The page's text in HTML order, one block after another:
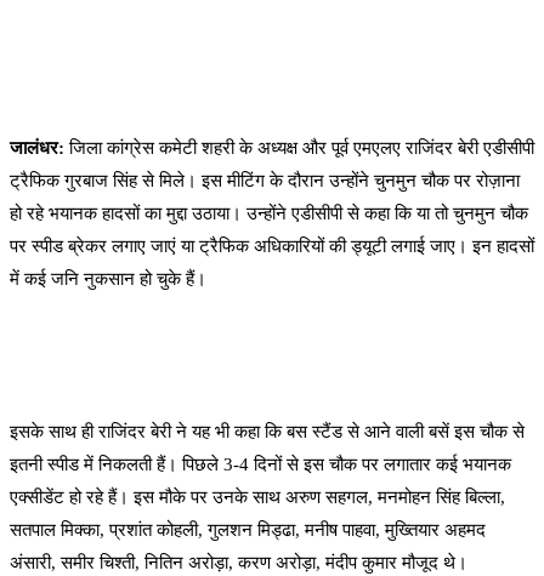
जालंधर: जिला कांग्रेस कमेटी शहरी के अध्यक्ष और पूर्व एमएलए राजिंदर बेरी एडीसीपी
ट्रैफिक गुरबाज सिंह से मिले। इस मीटिंग के दौरान उन्होंने चुनमुन चौक पर रोज़ाना
हो रहे भयानक हादसों का मुद्दा उठाया। उन्होंने एडीसीपी से कहा कि या तो चुनमुन चौक
पर स्पीड ब्रेकर लगाए जाएं या ट्रैफिक अधिकारियों की ड्यूटी लगाई जाए। इन हादसों
में कई जनि नुकसान हो चुके हैं।
इसके साथ ही राजिंदर बेरी ने यह भी कहा कि बस स्टैंड से आने वाली बसें इस चौक से
इतनी स्पीड में निकलती हैं। पिछले 3-4 दिनों से इस चौक पर लगातार कई भयानक
एक्सीडेंट हो रहे हैं। इस मौके पर उनके साथ अरुण सहगल, मनमोहन सिंह बिल्ला,
सतपाल मिक्का, प्रशांत कोहली, गुलशन मिड्ढा, मनीष पाहवा, मुख्तियार अहमद
अंसारी, समीर चिश्ती, नितिन अरोड़ा, करण अरोड़ा, मंदीप कुमार मौजूद थे।